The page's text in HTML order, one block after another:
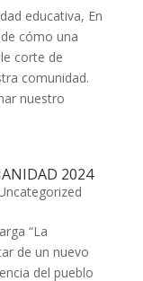
educativa, En
cómo una
corte de
comunidad.
nuestro
2024
“La
de un nuevo
del pueblo